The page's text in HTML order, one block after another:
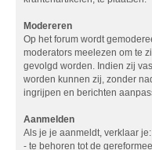
Modereren
Op het forum wordt
moderators meelezen om te
gevolgd worden. Indien zij
worden kunnen zij, zonder
ingrijpen en berichten
Aanmelden
Als je je aanmeldt, verklaar je:
- te behoren tot de